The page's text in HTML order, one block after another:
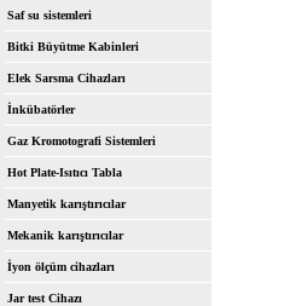
Saf su sistemleri
Bitki Büyütme Kabinleri
Elek Sarsma Cihazları
İnkübatörler
Gaz Kromotografi Sistemleri
Hot Plate-Isıtıcı Tabla
Manyetik karıştırıcılar
Mekanik karıştırıcılar
İyon ölçüm cihazları
Jar test Cihazı